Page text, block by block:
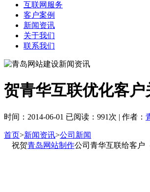
互联网服务
客户案例
新闻资讯
关于我们
联系我们
贺青华互联优化客
时间：2014-06-01 已阅读：991次 | 作者：
首页>新闻资讯>公司新闻
祝贺青岛网站制作公司青华互联给客户